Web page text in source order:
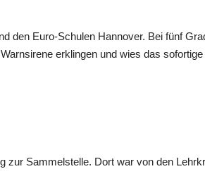
den Euro-Schulen Hannover. Bei fünf
erklingen und wies das sofortige
zur Sammelstelle. Dort war von den